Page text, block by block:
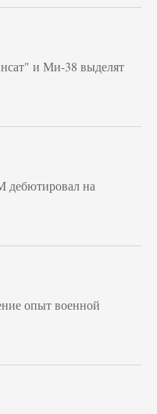
и Ми-38 выделят
на
опыт военной